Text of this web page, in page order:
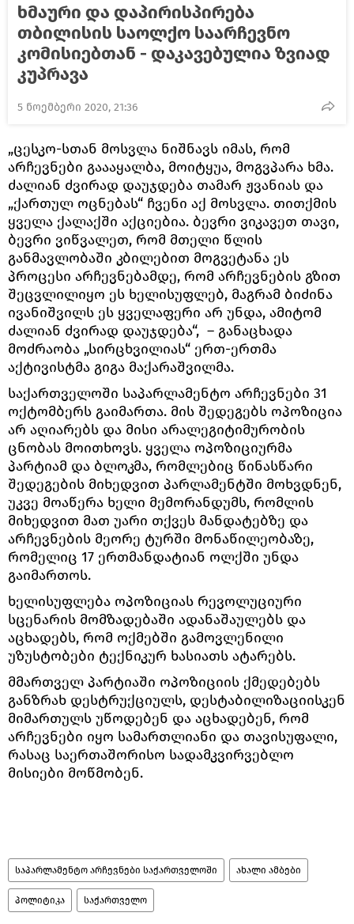
ხმაური და დაპირისპირება
თბილისის საოლქო საარჩევნო
კომისიებთან - დაკავებულია ზვიად
კუპრავა
5 ნოემბერი 2020, 21:36
„ცესკო-სთან მოსვლა ნიშნავს იმას, რომ
არჩევნები გაააყალბა, მოიტყუა, მოგვპარა ხმა.
ძალიან ძვირად დაუჯდება თამარ ჟვანიას და
„ქართულ ოცნებას“ ჩვენი აქ მოსვლა. თითქმის
ყველა ქალაქში აქციებია. ბევრი ვიკავეთ თავი,
ბევრი ვიწვალეთ, რომ მთელი წლის
განმავლობაში კბილებით მოგვეტანა ეს
პროცესი არჩევნებამდე, რომ არჩევნების გზით
შეცვლილიყო ეს ხელისუფლებ, მაგრამ ბიძინა
ივანიშვილს ეს ყველაფერი არ უნდა, ამიტომ
ძალიან ძვირად დაუჯდება“, – განაცხადა
მოძრაობა „სირცხვილიას“ ერთ-ერთმა
აქტივისტმა გიგა მაქარაშვილმა.
საქართველოში საპარლამენტო არჩევნები 31
ოქტომბერს გაიმართა. მის შედეგებს ოპოზიცია
არ აღიარებს და მისი არალეგიტიმურობის
ცნობას მოითხოვს. ყველა ოპოზიციურმა
პარტიამ და ბლოკმა, რომლებიც წინასწარი
შედეგების მიხედვით პარლამენტში მოხვდნენ,
უკვე მოაწერა ხელი მემორანდუმს, რომლის
მიხედვით მათ უარი თქვეს მანდატებზე და
არჩევნების მეორე ტურში მონაწილეობაზე,
რომელიც 17 ერთმანდატიან ოლქში უნდა
გაიმართოს.
ხელისუფლება ოპოზიციას რევოლუციური
სცენარის მომზადებაში ადანაშაულებს და
აცხადებს, რომ ოქმებში გამოვლენილი
უზუსტობები ტექნიკურ ხასიათს ატარებს.
მმართველ პარტიაში ოპოზიციის ქმედებებს
განზრახ დესტრუქციულს, დესტაბილიზაციისკენ
მიმართულს უწოდებენ და აცხადებენ, რომ
არჩევნები იყო სამართლიანი და თავისუფალი,
რასაც საერთაშორისო სადამკვირვებლო
მისიები მოწმობენ.
საპარლამენტო არჩევნები საქართველოში ახალი ამბები
პოლიტიკა საქართველო